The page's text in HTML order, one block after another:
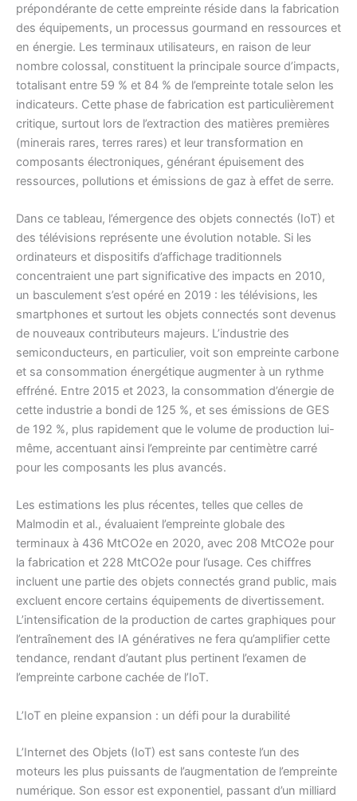
prépondérante de cette empreinte réside dans la fabrication
des équipements, un processus gourmand en ressources et
en énergie. Les terminaux utilisateurs, en raison de leur
nombre colossal, constituent la principale source d’impacts,
totalisant entre 59 % et 84 % de l’empreinte totale selon les
indicateurs. Cette phase de fabrication est particulièrement
critique, surtout lors de l’extraction des matières premières
(minerais rares, terres rares) et leur transformation en
composants électroniques, générant épuisement des
ressources, pollutions et émissions de gaz à effet de serre.
Dans ce tableau, l’émergence des objets connectés (IoT) et
des télévisions représente une évolution notable. Si les
ordinateurs et dispositifs d’affichage traditionnels
concentraient une part significative des impacts en 2010,
un basculement s’est opéré en 2019 : les télévisions, les
smartphones et surtout les objets connectés sont devenus
de nouveaux contributeurs majeurs. L’industrie des
semiconducteurs, en particulier, voit son empreinte carbone
et sa consommation énergétique augmenter à un rythme
effréné. Entre 2015 et 2023, la consommation d’énergie de
cette industrie a bondi de 125 %, et ses émissions de GES
de 192 %, plus rapidement que le volume de production lui-
même, accentuant ainsi l’empreinte par centimètre carré
pour les composants les plus avancés.
Les estimations les plus récentes, telles que celles de
Malmodin et al., évaluaient l’empreinte globale des
terminaux à 436 MtCO2e en 2020, avec 208 MtCO2e pour
la fabrication et 228 MtCO2e pour l’usage. Ces chiffres
incluent une partie des objets connectés grand public, mais
excluent encore certains équipements de divertissement.
L’intensification de la production de cartes graphiques pour
l’entraînement des IA génératives ne fera qu’amplifier cette
tendance, rendant d’autant plus pertinent l’examen de
l’empreinte carbone cachée de l’IoT.
L’IoT en pleine expansion : un défi pour la durabilité
L’Internet des Objets (IoT) est sans conteste l’un des
moteurs les plus puissants de l’augmentation de l’empreinte
numérique. Son essor est exponentiel, passant d’un milliard